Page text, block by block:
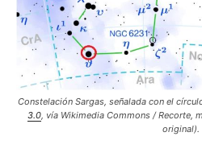
Constelación Sargas, señalada con el
3.0, vía Wikimedia Commons / Recorte,
original).